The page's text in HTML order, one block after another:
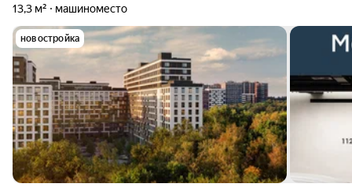
13,3 м² машиноместо
новостройка